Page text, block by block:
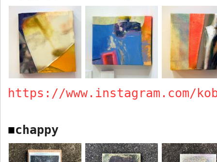
https://www.instagram.com/
■chappy